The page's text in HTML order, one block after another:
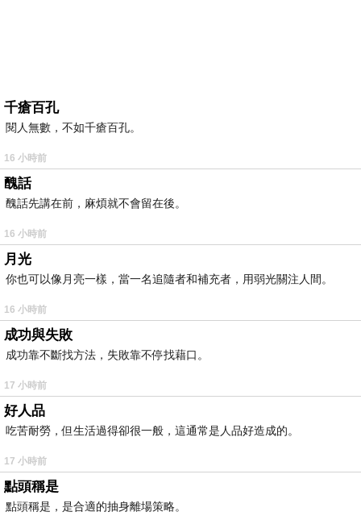
千瘡百孔
閱人無數，不如千瘡百孔。
16 小時前
醜話
醜話先講在前，麻煩就不會留在後。
16 小時前
月光
你也可以像月亮一樣，當一名追隨者和補充者，用弱光關注人間。
16 小時前
成功與失敗
成功靠不斷找方法，失敗靠不停找藉口。
17 小時前
好人品
吃苦耐勞，但生活過得卻很一般，這通常是人品好造成的。
17 小時前
點頭稱是
點頭稱是，是合適的抽身離場策略。